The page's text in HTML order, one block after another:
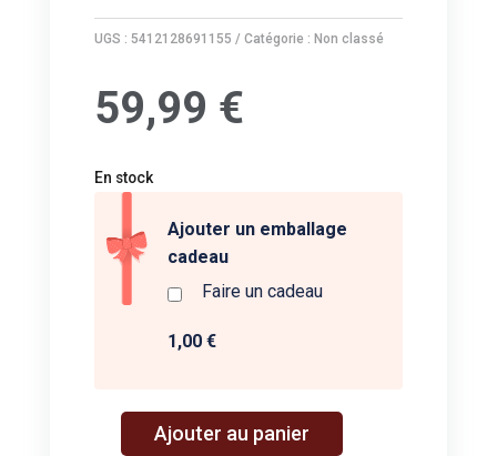
UGS : 5412128691155 Catégorie : Non classé
59,99 €
En stock
Ajouter un emballage
cadeau
Faire un cadeau
1,00 €
quantité
Ajouter au panier